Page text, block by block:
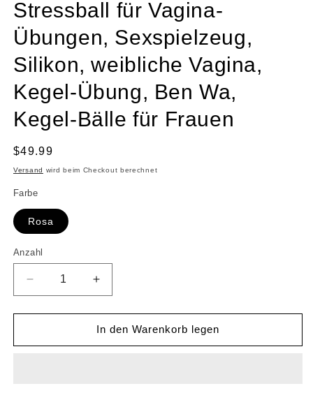
Stressball für Vagina-
Übungen, Sexspielzeug,
Silikon, weibliche Vagina,
Kegel-Übung, Ben Wa,
Kegel-Bälle für Frauen
Normaler
Preis
$49.99
Versand wird beim Checkout berechnet
Farbe
Rosa
Anzahl
Anzahl
Verringere
die
Menge
Wasserdichter
Erhöhe
die
Menge
für
Wasserdichter
In den Warenkorb legen